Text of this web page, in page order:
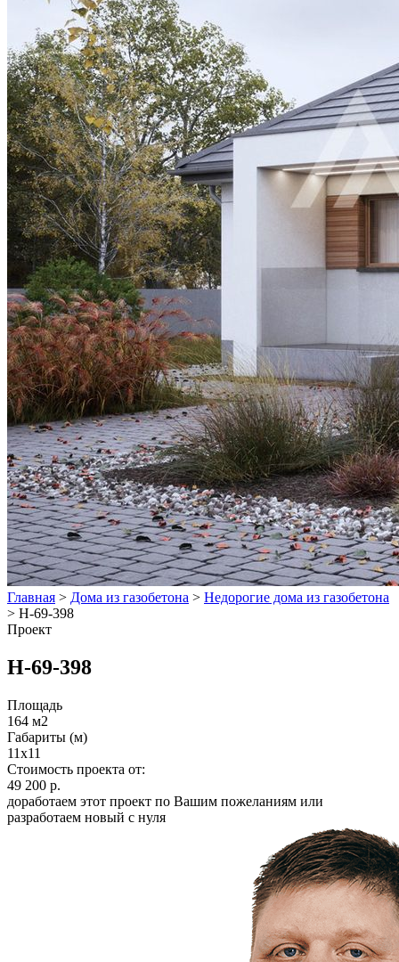
Главная > Дома из газобетона > Недорогие дома из газобетона
> Н-69-398
Проект
Н-69-398
Площадь
164 м2
Габариты (м)
11x11
Стоимость проекта от:
49 200 р.
доработаем этот проект по Вашим пожеланиям или
разработаем новый с нуля